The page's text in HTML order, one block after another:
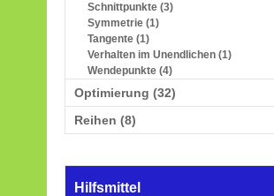
Schnittpunkte (3)
Symmetrie (1)
Tangente (1)
Verhalten im Unendlichen (1)
Wendepunkte (4)
Optimierung (32)
Reihen (8)
Hilfsmittel